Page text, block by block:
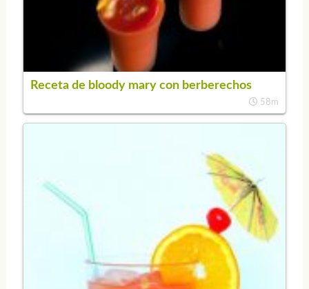
Receta de bloody mary con berberechos
58m